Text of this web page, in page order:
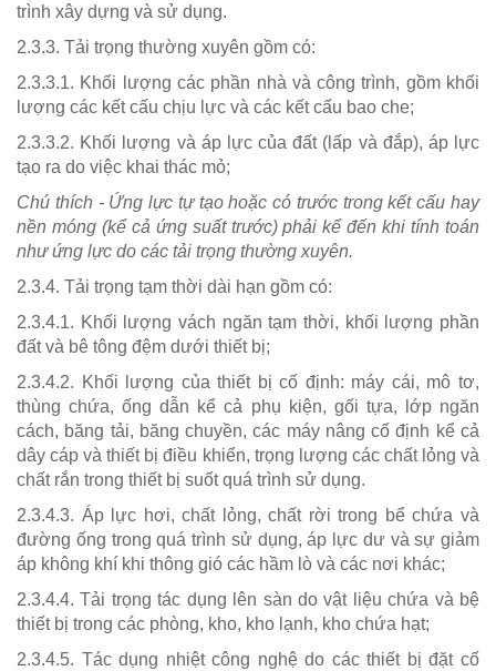
trình xây dựng và sử dụng.
2.3.3. Tải trọng thường xuyên gồm có:
2.3.3.1. Khối lượng các phần nhà và công trình, gồm khối
lượng các kết cấu chịu lực và các kết cấu bao che;
2.3.3.2. Khối lượng và áp lực của đất (lấp và đắp), áp lực
tạo ra do việc khai thác mỏ;
Chú thích - Ứng lực tự tạo hoặc có trước trong kết cấu hay
nền móng (kể cả ứng suất trước) phải kể đến khi tính toán
như ứng lực do các tải trọng thường xuyên.
2.3.4. Tải trọng tạm thời dài hạn gồm có:
2.3.4.1. Khối lượng vách ngăn tạm thời, khối lượng phần
đất và bê tông đệm dưới thiết bị;
2.3.4.2. Khối lượng của thiết bị cố định: máy cái, mô tơ,
thùng chứa, ống dẫn kể cả phụ kiện, gối tựa, lớp ngăn
cách, băng tải, băng chuyền, các máy nâng cố định kể cả
dây cáp và thiết bị điều khiển, trọng lượng các chất lỏng và
chất rắn trong thiết bị suốt quá trình sử dụng.
2.3.4.3. Áp lực hơi, chất lỏng, chất rời trong bể chứa và
đường ống trong quá trình sử dụng, áp lực dư và sự giảm
áp không khí khi thông gió các hầm lò và các nơi khác;
2.3.4.4. Tải trọng tác dụng lên sàn do vật liệu chứa và bệ
thiết bị trong các phòng, kho, kho lạnh, kho chứa hạt;
2.3.4.5. Tác dụng nhiệt công nghệ do các thiết bị đặt cố